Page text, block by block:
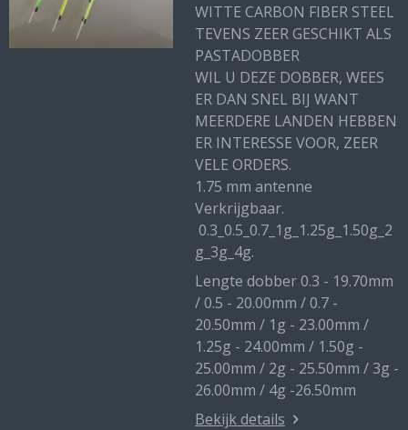
WITTE CARBON FIBER STEEL
TEVENS ZEER GESCHIKT ALS
PASTADOBBER
WIL U DEZE DOBBER, WEES
ER DAN SNEL BIJ WANT
MEERDERE LANDEN HEBBEN
ER INTERESSE VOOR, ZEER
VELE ORDERS.
1.75 mm antenne
Verkrijgbaar.
0.3_0.5_0.7_1g_1.25g_1.50g_2
g_3g_4g.
Lengte dobber 0.3 - 19.70mm
/ 0.5 - 20.00mm / 0.7 -
20.50mm / 1g - 23.00mm /
1.25g - 24.00mm / 1.50g -
25.00mm / 2g - 25.50mm / 3g -
26.00mm / 4g -26.50mm
Bekijk details